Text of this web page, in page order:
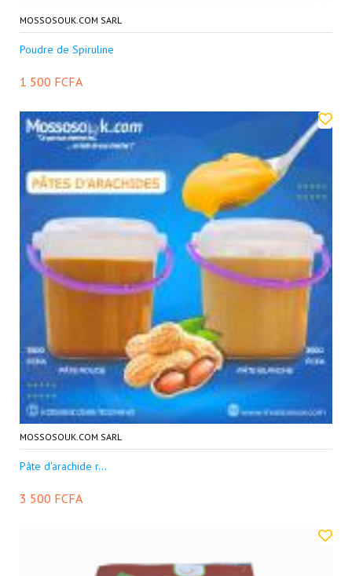
MOSSOSOUK.COM SARL
Poudre de Spiruline
1 500 FCFA
MOSSOSOUK.COM SARL
Pâte d'arachide r...
3 500 FCFA